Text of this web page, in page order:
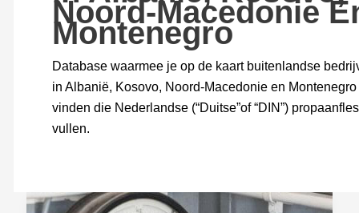
Noord-Macedonie
Montenegro
Database waarmee je op de kaart buitenlandse
in Albanië, Kosovo, Noord-Macedonie en Montenegro
vinden die Nederlandse (“Duitse”of “DIN”)
vullen.